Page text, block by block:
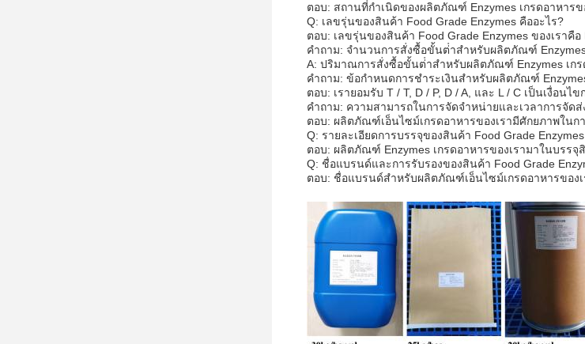
ตอบ: สถานที่กําเนิดของผลิตภัณฑ์ Enzymes เกรดอาหารข
Q: เลขรุ่นของสินค้า Food Grade Enzymes คืออะไร?
ตอบ: เลขรุ่นของสินค้า Food Grade Enzymes ของเราคือ
คําถาม: จํานวนการสั่งซื้อขั้นต่ําสําหรับผลิตภัณฑ์
A: ปริมาณการสั่งซื้อขั้นต่ําสําหรับผลิตภัณฑ์ Enzymes เกร
คําถาม: ข้อกําหนดการชําระเงินสําหรับผลิตภัณฑ์
ตอบ: เรายอมรับ T / T, D / P, D / A, และ L / C เป็นเงื่อน
คําถาม: ความสามารถในการจัดจําหน่ายและเวลาการจัด
ตอบ: ผลิตภัณฑ์เอ็นไซม์เกรดอาหารของเรามีศักยภาพในก
Q: รายละเอียดการบรรจุของสินค้า Food Grade
ตอบ: ผลิตภัณฑ์ Enzymes เกรดอาหารของเรามาในบรร
Q: ชื่อแบรนด์และการรับรองของสินค้า Food Grade
ตอบ: ชื่อแบรนด์สําหรับผลิตภัณฑ์เอ็นไซม์เกรดอาหารของเ